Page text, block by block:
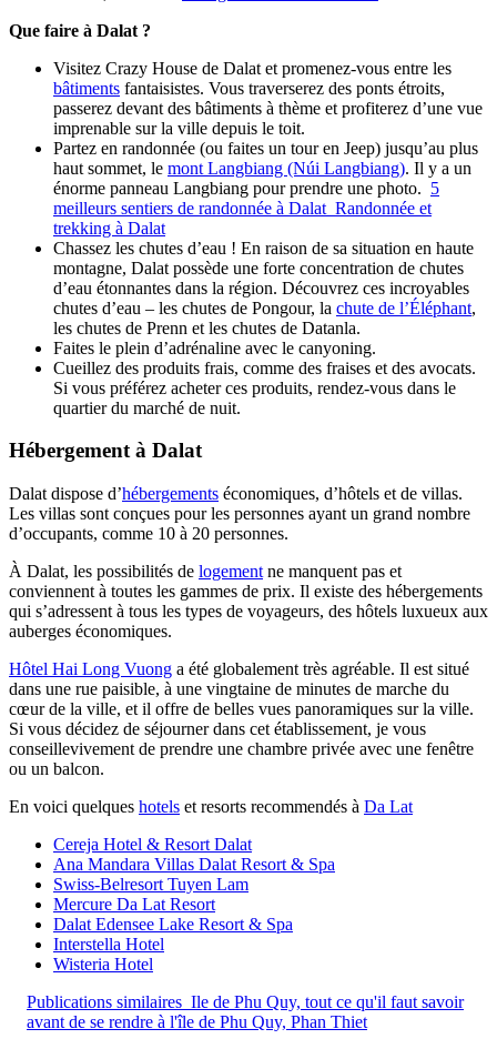
Que faire à Dalat ?
Visitez Crazy House de Dalat et promenez-vous entre les
bâtiments fantaisistes. Vous traverserez des ponts étroits,
passerez devant des bâtiments à thème et profiterez d’une vue
imprenable sur la ville depuis le toit.
Partez en randonnée (ou faites un tour en Jeep) jusqu’au plus
haut sommet, le mont Langbiang (Núi Langbiang). Il y a un
énorme panneau Langbiang pour prendre une photo. 5
meilleurs sentiers de randonnée à Dalat Randonnée et
trekking à Dalat
Chassez les chutes d’eau ! En raison de sa situation en haute
montagne, Dalat possède une forte concentration de chutes
d’eau étonnantes dans la région. Découvrez ces incroyables
chutes d’eau – les chutes de Pongour, la chute de l’Éléphant,
les chutes de Prenn et les chutes de Datanla.
Faites le plein d’adrénaline avec le canyoning.
Cueillez des produits frais, comme des fraises et des avocats.
Si vous préférez acheter ces produits, rendez-vous dans le
quartier du marché de nuit.
Hébergement à Dalat
Dalat dispose d’hébergements économiques, d’hôtels et de villas.
Les villas sont conçues pour les personnes ayant un grand nombre
d’occupants, comme 10 à 20 personnes.
À Dalat, les possibilités de logement ne manquent pas et
conviennent à toutes les gammes de prix. Il existe des hébergements
qui s’adressent à tous les types de voyageurs, des hôtels luxueux aux
auberges économiques.
Hôtel Hai Long Vuong a été globalement très agréable. Il est situé
dans une rue paisible, à une vingtaine de minutes de marche du
cœur de la ville, et il offre de belles vues panoramiques sur la ville.
Si vous décidez de séjourner dans cet établissement, je vous
conseillevivement de prendre une chambre privée avec une fenêtre
ou un balcon.
En voici quelques hotels et resorts recommendés à Da Lat
Cereja Hotel & Resort Dalat
Ana Mandara Villas Dalat Resort & Spa
Swiss-Belresort Tuyen Lam
Mercure Da Lat Resort
Dalat Edensee Lake Resort & Spa
Interstella Hotel
Wisteria Hotel
Publications similaires Ile de Phu Quy, tout ce qu'il faut savoir
avant de se rendre à l'île de Phu Quy, Phan Thiet